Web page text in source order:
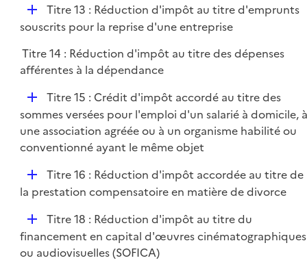
D
é
l
i
Titre 13 : Réduction d'impôt au titre d'emprunts
souscrits pour la reprise d'une entreprise
Titre 14 : Réduction d'impôt au titre des dépenses
afférentes à la dépendance
D
é
p
l
r
Titre 15 : Crédit d'impôt accordé au titre des
sommes versées pour l'emploi d'un salarié à domicile, à
une association agréée ou à un organisme habilité ou
conventionné ayant le même objet
D
é
i
e
Titre 16 : Réduction d'impôt accordée au titre de
la prestation compensatoire en matière de divorce
D
é
p
Titre 18 : Réduction d'impôt au titre du
financement en capital d'œuvres cinématographiques
ou audiovisuelles (SOFICA)